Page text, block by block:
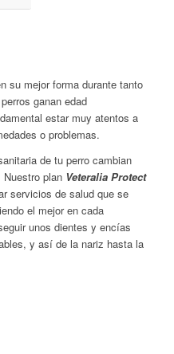
su mejor forma durante tanto
ganan edad
estar muy atentos a
o problemas.
de tu perro cambian
plan Veteralia Protect
servicios de salud que se
el mejor en cada
unos dientes y encías
y así de la nariz hasta la